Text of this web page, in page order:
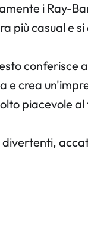
i Ray-
più casual e
conferisce
e crea
piacevole
divertenti,